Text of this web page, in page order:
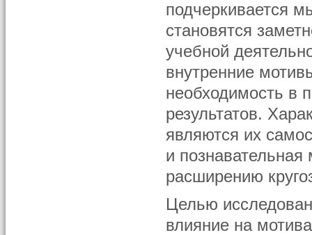
подчеркивается
становятся
учебной
внутренние
необходимость в
результатов.
являются их
и
расширению
Целью
влияние на